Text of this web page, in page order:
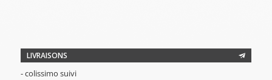
LIVRAISONS
- colissimo suivi